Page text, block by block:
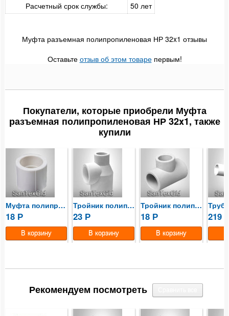
Для медных труб
Для канализационных труб
Для гофрированных труб
Радиаторы отопления
Коллекторные группы
Насосные группы
Контрольно-измерительные приборы и автоматика
Водонагреватели
Бойлеры косвенного нагрева
Баки мембранные
Емкости пластиковые
Расчетный срок службы:
50 лет
Муфта разъемная полипропиленовая НР 32x1 отзывы
Оставьте отзыв об этом товарепервым!
Покупатели, которые приобрели Муфта
разъемная полипропиленовая НР 32x1, также
купили
Муфта полипропиленовая 32мм
18 Р
Тройник полипропиленовый...
23 Р
Тройник полипропиленовый 25мм
18 Р 219
Рекомендуем посмотреть